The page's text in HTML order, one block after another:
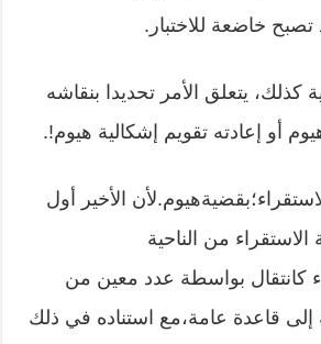
تصبح خاضعة للاختبار.
يتعلق الأمر تحديدا بنقاشه
أو إعادته تقويم إشكالية هيوم!.
الأخير أول
من الناحية
كانتقال بواسطة عدد معين من
إلى قاعدة عامة،مع استناده في ذلك